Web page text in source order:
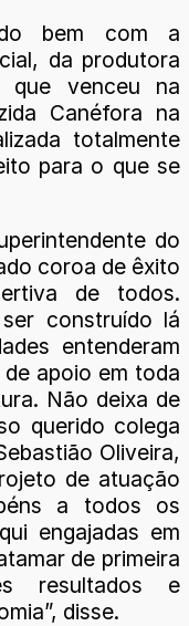
bem com a
da produtora
que venceu na
Canéfora na
totalmente
para o que se
do
coroa de êxito
de todos.
construído lá
entenderam
apoio em toda
Não deixa de
querido colega
Oliveira,
de atuação
a todos os
engajadas em
de primeira
resultados e
disse.